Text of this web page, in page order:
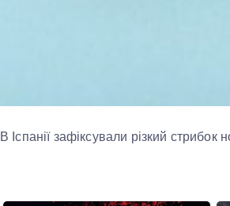
В Іспанії зафіксували різкий